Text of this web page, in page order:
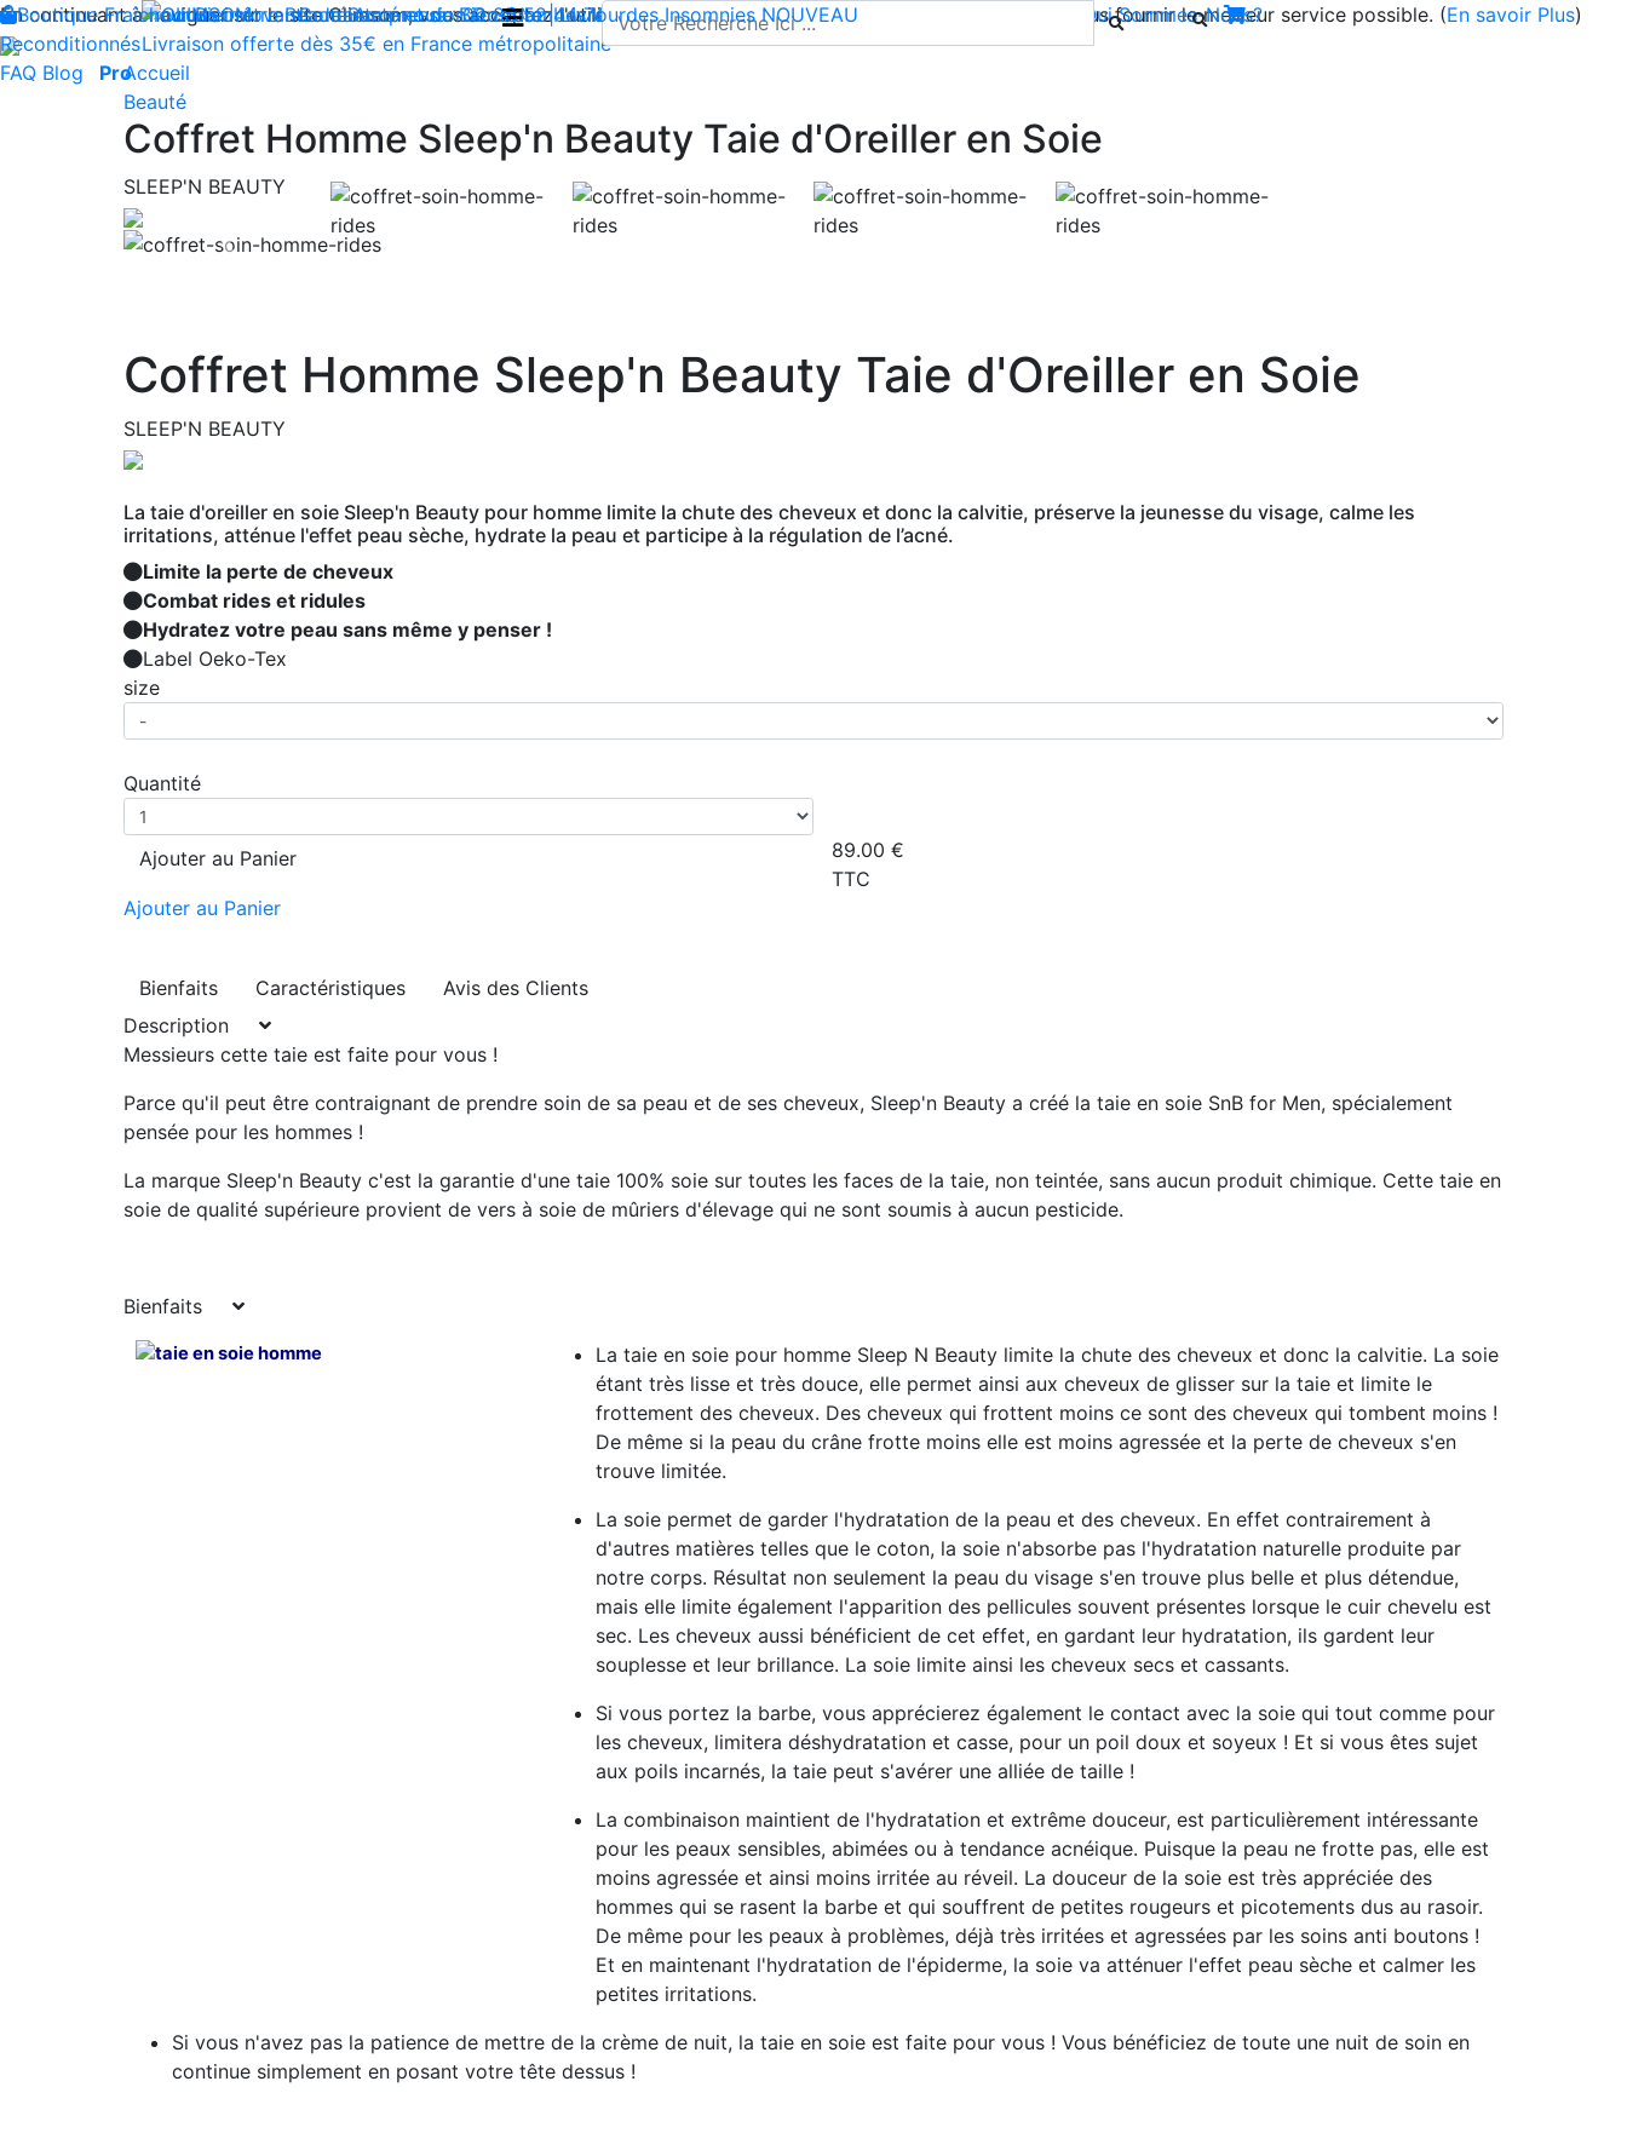
En continuant à naviguer sur le site Climsom, vous acceptez l'utilisation de cookies pour enregistrer votre panier et vous fournir le meilleur service possible. (En savoir Plus)
Produits innovants de Santé et de Bien-être | Livraison offerte dès 35€ en France métropolitaine
Livraison offerte dès 35€ en France métropolitaine
Contactez-nous : 02 85 52 44 74 -contact@climsom.com Qui Sommes-Nous?
Boutique Fraîcheur Bien-être Beauté Acupression Dos Jambes lourdes Insomnies NOUVEAU
Reconditionnés
FAQ Blog ProAccueil
Beauté
Coffret Homme Sleep'n Beauty Taie d'Oreiller en Soie
SLEEP'N BEAUTY
Previous
Coffret Homme Sleep'n Beauty Taie d'Oreiller en Soie
SLEEP'N BEAUTY
La taie d'oreiller en soie Sleep'n Beauty pour homme limite la chute des cheveux et donc la calvitie, préserve la jeunesse du visage, calme les
irritations, atténue l'effet peau sèche, hydrate la peau et participe à la régulation de l’acné.
Limite la perte de cheveux
Combat rides et ridules
Hydratez votre peau sans même y penser !
Label Oeko-Tex
size
Quantité
Ajouter au Panier
Ajouter au Panier
89.00 €
TTC
Bienfaits Caractéristiques
Avis des Clients
Description
Messieurs cette taie est faite pour vous !
Parce qu'il peut être contraignant de prendre soin de sa peau et de ses cheveux, Sleep'n Beauty a créé la taie en soie SnB for Men, spécialement
pensée pour les hommes !
La marque Sleep'n Beauty c'est la garantie d'une taie 100% soie sur toutes les faces de la taie, non teintée, sans aucun produit chimique. Cette taie en
soie de qualité supérieure provient de vers à soie de mûriers d'élevage qui ne sont soumis à aucun pesticide.
Bienfaits
La taie en soie pour homme Sleep N Beauty limite la chute des cheveux et donc la calvitie. La soie
étant très lisse et très douce, elle permet ainsi aux cheveux de glisser sur la taie et limite le
frottement des cheveux. Des cheveux qui frottent moins ce sont des cheveux qui tombent moins !
De même si la peau du crâne frotte moins elle est moins agressée et la perte de cheveux s'en
trouve limitée.
La soie permet de garder l'hydratation de la peau et des cheveux. En effet contrairement à
d'autres matières telles que le coton, la soie n'absorbe pas l'hydratation naturelle produite par
notre corps. Résultat non seulement la peau du visage s'en trouve plus belle et plus détendue,
mais elle limite également l'apparition des pellicules souvent présentes lorsque le cuir chevelu est
sec. Les cheveux aussi bénéficient de cet effet, en gardant leur hydratation, ils gardent leur
souplesse et leur brillance. La soie limite ainsi les cheveux secs et cassants.
Si vous portez la barbe, vous apprécierez également le contact avec la soie qui tout comme pour
les cheveux, limitera déshydratation et casse, pour un poil doux et soyeux ! Et si vous êtes sujet
aux poils incarnés, la taie peut s'avérer une alliée de taille !
La combinaison maintient de l'hydratation et extrême douceur, est particulièrement intéressante
pour les peaux sensibles, abimées ou à tendance acnéique. Puisque la peau ne frotte pas, elle est
moins agressée et ainsi moins irritée au réveil. La douceur de la soie est très appréciée des
hommes qui se rasent la barbe et qui souffrent de petites rougeurs et picotements dus au rasoir.
De même pour les peaux à problèmes, déjà très irritées et agressées par les soins anti boutons !
Et en maintenant l'hydratation de l'épiderme, la soie va atténuer l'effet peau sèche et calmer les
petites irritations.
Si vous n'avez pas la patience de mettre de la crème de nuit, la taie en soie est faite pour vous ! Vous bénéficiez de toute une nuit de soin en
continue simplement en posant votre tête dessus !